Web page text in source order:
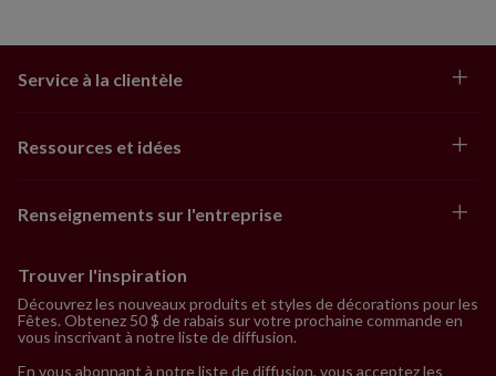
Service à la clientèle
Ressources et idées
Renseignements sur l'entreprise
Trouver l'inspiration
Découvrez les nouveaux produits et styles de décorations pour les
Fêtes. Obtenez 50 $ de rabais sur votre prochaine commande en
vous inscrivant à notre liste de diffusion.
En vous abonnant à notre liste de diffusion, vous acceptez les